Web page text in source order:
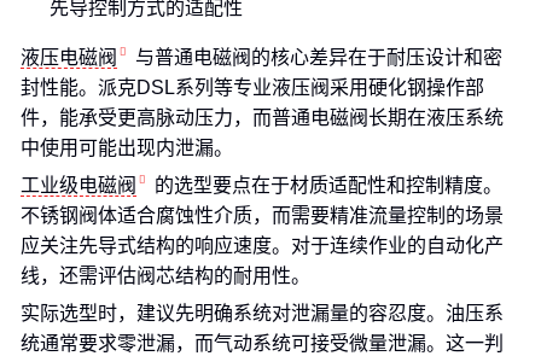
先导控制方式的适配性
液压电磁阀
与普通电磁阀的核心差异在于耐压设计和密
封性能。派克DSL系列等专业液压阀采用硬化钢操作部
件，能承受更高脉动压力，而普通电磁阀长期在液压系统
中使用可能出现内泄漏。
工业级电磁阀
的选型要点在于材质适配性和控制精度。
不锈钢阀体适合腐蚀性介质，而需要精准流量控制的场景
应关注先导式结构的响应速度。对于连续作业的自动化产
线，还需评估阀芯结构的耐用性。
实际选型时，建议先明确系统对泄漏量的容忍度。油压系
统通常要求零泄漏，而气动系统可接受微量泄漏。这一判